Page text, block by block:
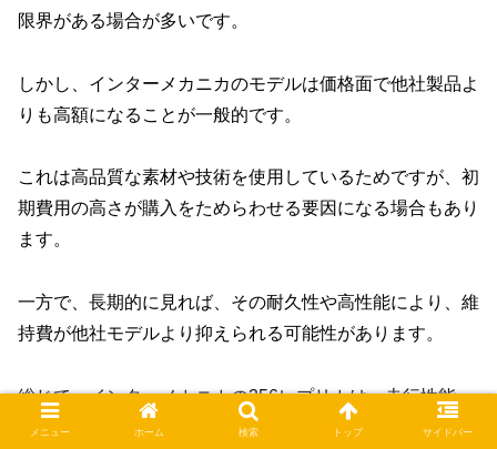
限界がある場合が多いです。
しかし、インターメカニカのモデルは価格面で他社製品よ
りも高額になることが一般的です。
これは高品質な素材や技術を使用しているためですが、初
期費用の高さが購入をためらわせる要因になる場合もあり
ます。
一方で、長期的に見れば、その耐久性や高性能により、維
持費が他社モデルより抑えられる可能性があります。
総じて、インターメカニカの356レプリカは、走行性能、
内装品質、カスタマイズ性において他社モデルを上回る製
メニュー ホーム 検索 トップ サイドバー